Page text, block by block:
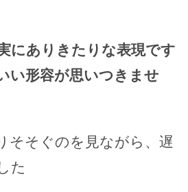
にありきたりな表現です
い形容が思いつきませ
そそぐのを見ながら、遅
た